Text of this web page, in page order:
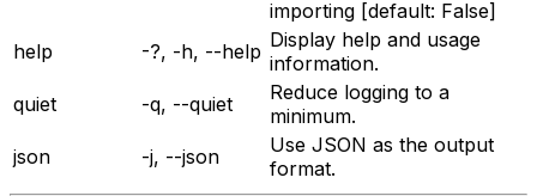
importing [default: False]
help
-?, -h, --help Display help and usage
information.
quiet
-q, --quiet
Reduce logging to a
minimum.
json
-j, --json
Use JSON as the output
format.